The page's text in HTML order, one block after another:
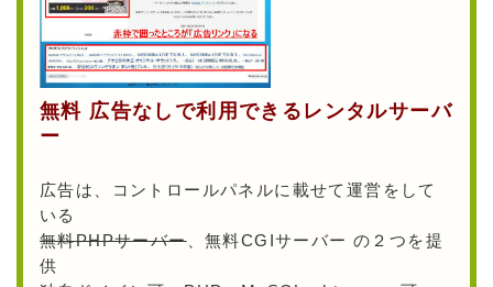
無料 広告なしで利用できるレンタルサーバ
ー
広告は、コントロールパネルに載せて運営をして
いる
無料PHPサーバー、無料CGIサーバー の２つを提
供